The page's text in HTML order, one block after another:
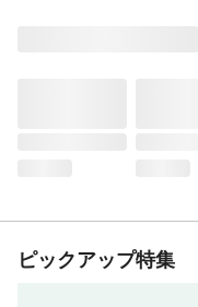
ピックアップ特集